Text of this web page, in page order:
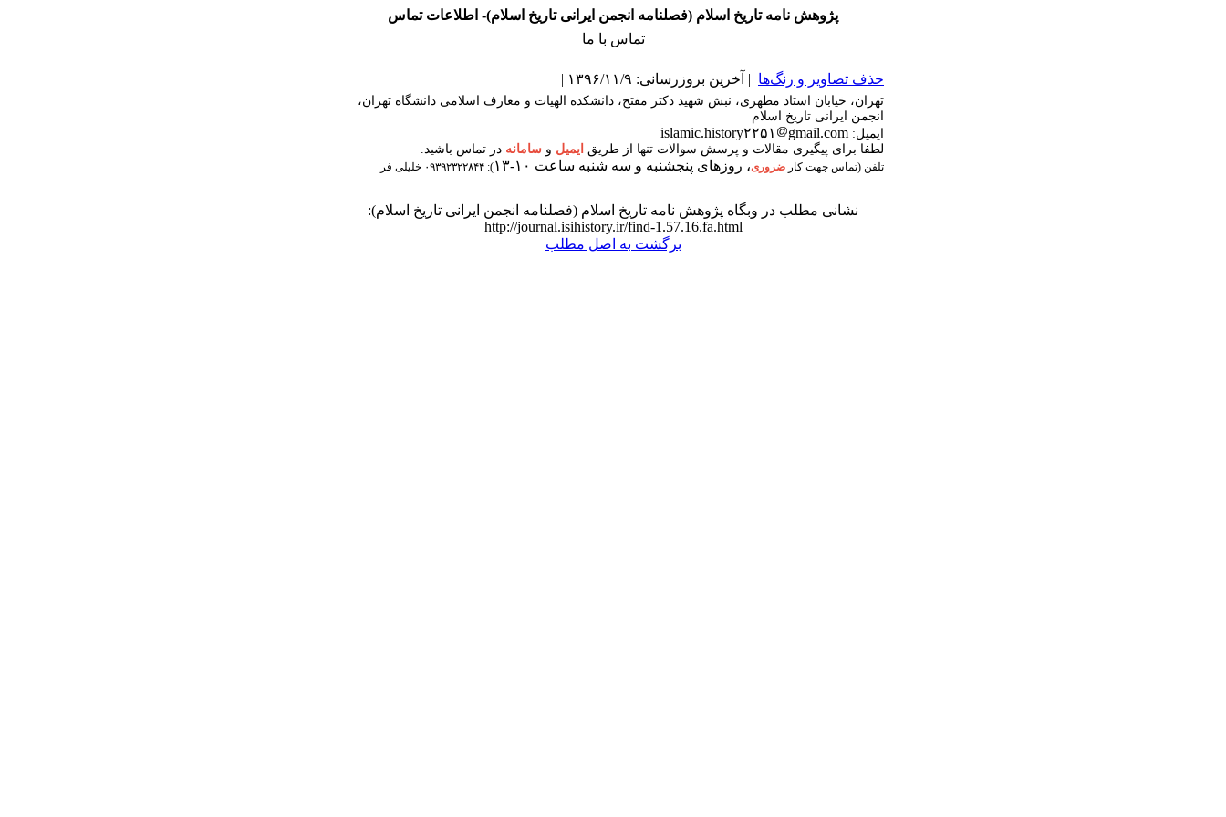
پژوهش نامه تاریخ اسلام (فصلنامه انجمن ایرانی تاریخ اسلام)- اطلاعات تماس
تماس با ما
حذف تصاویر و رنگ‌ها | آخرین بروزرسانی: ۱۳۹۶/۱۱/۹ |
تهران، خیابان استاد مطهری، نبش شهید دکتر مفتح، دانشکده الهیات و معارف اسلامی دانشگاه تهران،
‌انجمن ایرانی تاریخ اسلام
ایمیل:
islamic.history۲۲۵۱ gmail.com
لطفا برای پیگیری مقالات و پرسش سوالات تنها از طریق ایمیل و سامانه در تماس باشید.
تلفن (تماس جهت کار ضروری، روزهای پنجشنبه و سه شنبه ساعت ۱۰-۱۳ ): ۰۹۳۹۲۳۲۲۸۴۴ خلیلی فر
نشانی مطلب در وبگاه پژوهش نامه تاریخ اسلام (فصلنامه انجمن ایرانی تاریخ اسلام):
http://journal.isihistory.ir/find-1.57.16.fa.html
برگشت به اصل مطلب